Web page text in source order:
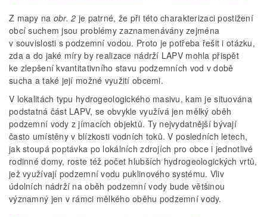
Z mapy na obr. 2 je patrné, že při této charakterizaci postižení
obcí suchem jsou problémy zaznamenávány zejména
v souvislosti s podzemní vodou. Proto je potřeba řešit i otázku,
zda a do jaké míry by realizace nádrží LAPV mohla přispět
ke zlepšení kvantitativního stavu podzemních vod v době
sucha a také její možné využití obcemi.
V lokalitách typu hydrogeologického masivu, kam je situována
podstatná část LAPV, se obvykle využívá jen mělký oběh
podzemní vody z jímacích objektů. Ty nejvydatnější bývají
často umístěny v blízkosti vodních toků. V posledních letech,
jak stoupá poptávka po lokálních zdrojích pro obce i jednotlivé
rodinné domy, roste též počet hlubších hydrogeologických vrtů,
jež využívají podzemní vodu puklinového systému. Vliv
údolních nádrží na oběh podzemní vody bude většinou
významný jen v rámci mělkého oběhu podzemní vody.